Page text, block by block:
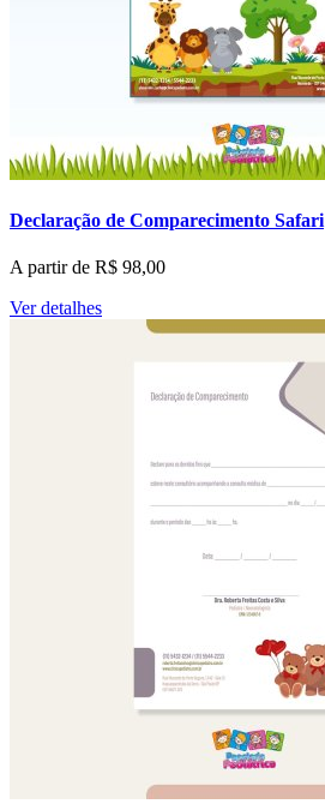
Declaração de Comparecimento Safari
A partir de R$ 98,00
Ver detalhes